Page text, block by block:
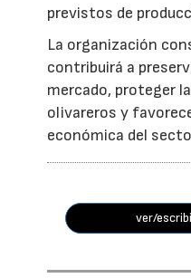
previstos de
La organización
contribuirá a
mercado, proteger
olivareros y
económica del
ver/